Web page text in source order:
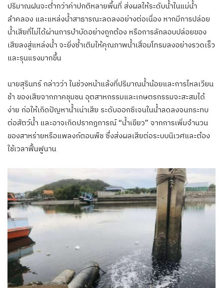
ปริมาณฝนจะต่ำกว่าค่าปกติหลายพื้นที่ ส่งผลให้ระดับน้ำในแม่น้ำ
ลำคลอง และแหล่งน้ำสาธารณะลดลงอย่างต่อเนื่อง หากมีการปล่อย
น้ำเสียที่ไม่ได้ผ่านการบำบัดอย่างถูกต้อง หรือการลักลอบปล่อยของ
เสียลงสู่แหล่งน้ำ จะยิ่งซ้ำเติมให้คุณภาพน้ำเสื่อมโทรมลงอย่างรวดเร็ว
และรุนแรงมากขึ้น
นายสุรินทร์ กล่าวว่า ในช่วงหน้าแล้งที่ปริมาณน้ำน้อยและการไหลเวียน
ช้า ของเสียจากภาคชุมชน อุตสาหกรรมและเกษตรกรรมจะสะสมได้
ง่าย ก่อให้เกิดปัญหาน้ำเน่าเสีย ระดับออกซิเจนในน้ำลดลงจนกระทบ
ต่อสัตว์น้ำ และอาจเกิดปรากฏการณ์ “น้ำเขียว” จากการเพิ่มจำนวน
ของสาหร่ายหรือแพลงก์ตอนพืช ซึ่งส่งผลเสียต่อระบบนิเวศและต้อง
ใช้เวลาฟื้นฟูนาน